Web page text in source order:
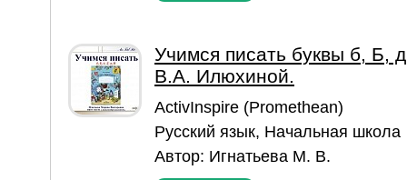
Учимся писать буквы б, Б,
В.А. Илюхиной.
ActivInspire (Promethean)
Русский язык, Начальная школа
Автор: Игнатьева М. В.